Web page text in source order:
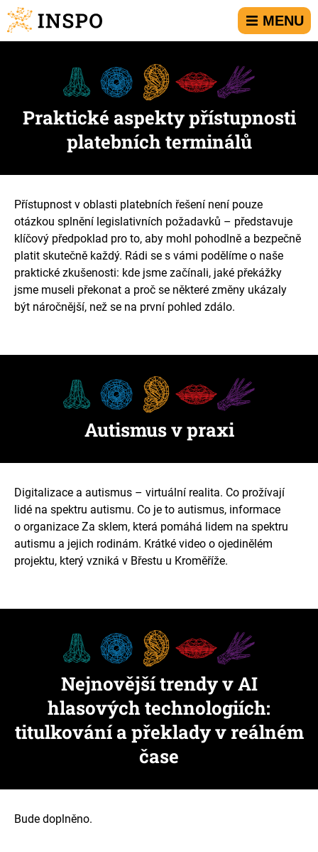
Přejít na hlavní menu
Přejít na obsah
Přejít na kontakt
MENU
Praktické aspekty přístupnosti
platebních terminálů
Přístupnost v oblasti platebních řešení není pouze
otázkou splnění legislativních požadavků – představuje
klíčový předpoklad pro to, aby mohl pohodlně a bezpečně
platit skutečně každý. Rádi se s vámi podělíme o naše
praktické zkušenosti: kde jsme začínali, jaké překážky
jsme museli překonat a proč se některé změny ukázaly
být náročnější, než se na první pohled zdálo.
Autismus v praxi
Digitalizace a autismus – virtuální realita. Co prožívají
lidé na spektru autismu. Co je to autismus, informace
o organizace Za sklem, která pomáhá lidem na spektru
autismu a jejich rodinám. Krátké video o ojedinělém
projektu, který vzniká v Břestu u Kroměříže.
Nejnovější trendy v AI
hlasových technologiích:
titulkování a překlady v reálném
čase
Bude doplněno.